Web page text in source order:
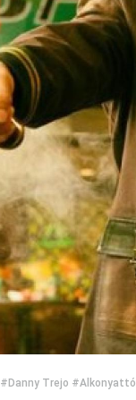
#Danny Trejo